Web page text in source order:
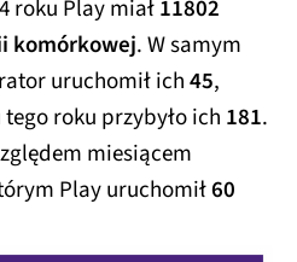
roku Play miał11802
komórkowej. W samym
uruchomił ich45,
roku przybyło ich 181.
miesiącem
Play uruchomił60